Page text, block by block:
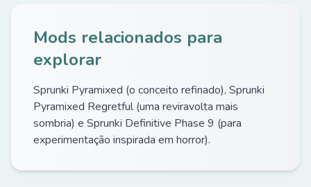
Mods relacionados para
explorar
Sprunki Pyramixed (o conceito refinado), Sprunki
Pyramixed Regretful (uma reviravolta mais
sombria) e Sprunki Definitive Phase 9 (para
experimentação inspirada em horror).